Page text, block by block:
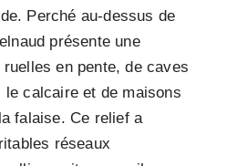
Perché au-dessus de
présente une
en pente, de caves
le calcaire et de maisons
falaise. Ce relief a
réseaux